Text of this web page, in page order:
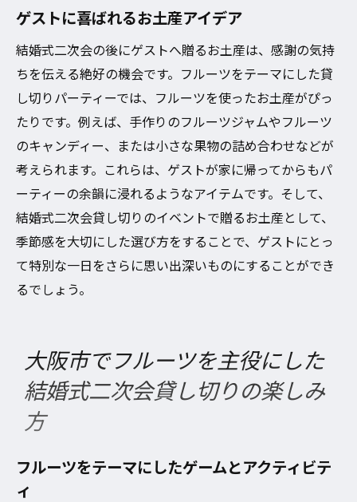
ゲストに喜ばれるお土産アイデア
結婚式二次会の後にゲストへ贈るお土産は、感謝の気持
ちを伝える絶好の機会です。フルーツをテーマにした貸
し切りパーティーでは、フルーツを使ったお土産がぴっ
たりです。例えば、手作りのフルーツジャムやフルーツ
のキャンディー、または小さな果物の詰め合わせなどが
考えられます。これらは、ゲストが家に帰ってからもパ
ーティーの余韻に浸れるようなアイテムです。そして、
結婚式二次会貸し切りのイベントで贈るお土産として、
季節感を大切にした選び方をすることで、ゲストにとっ
て特別な一日をさらに思い出深いものにすることができ
るでしょう。
大阪市でフルーツを主役にした
結婚式二次会貸し切りの楽しみ
方
フルーツをテーマにしたゲームとアクティビテ
ィ